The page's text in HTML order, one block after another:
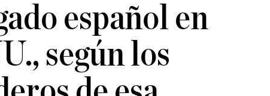
español en
según los